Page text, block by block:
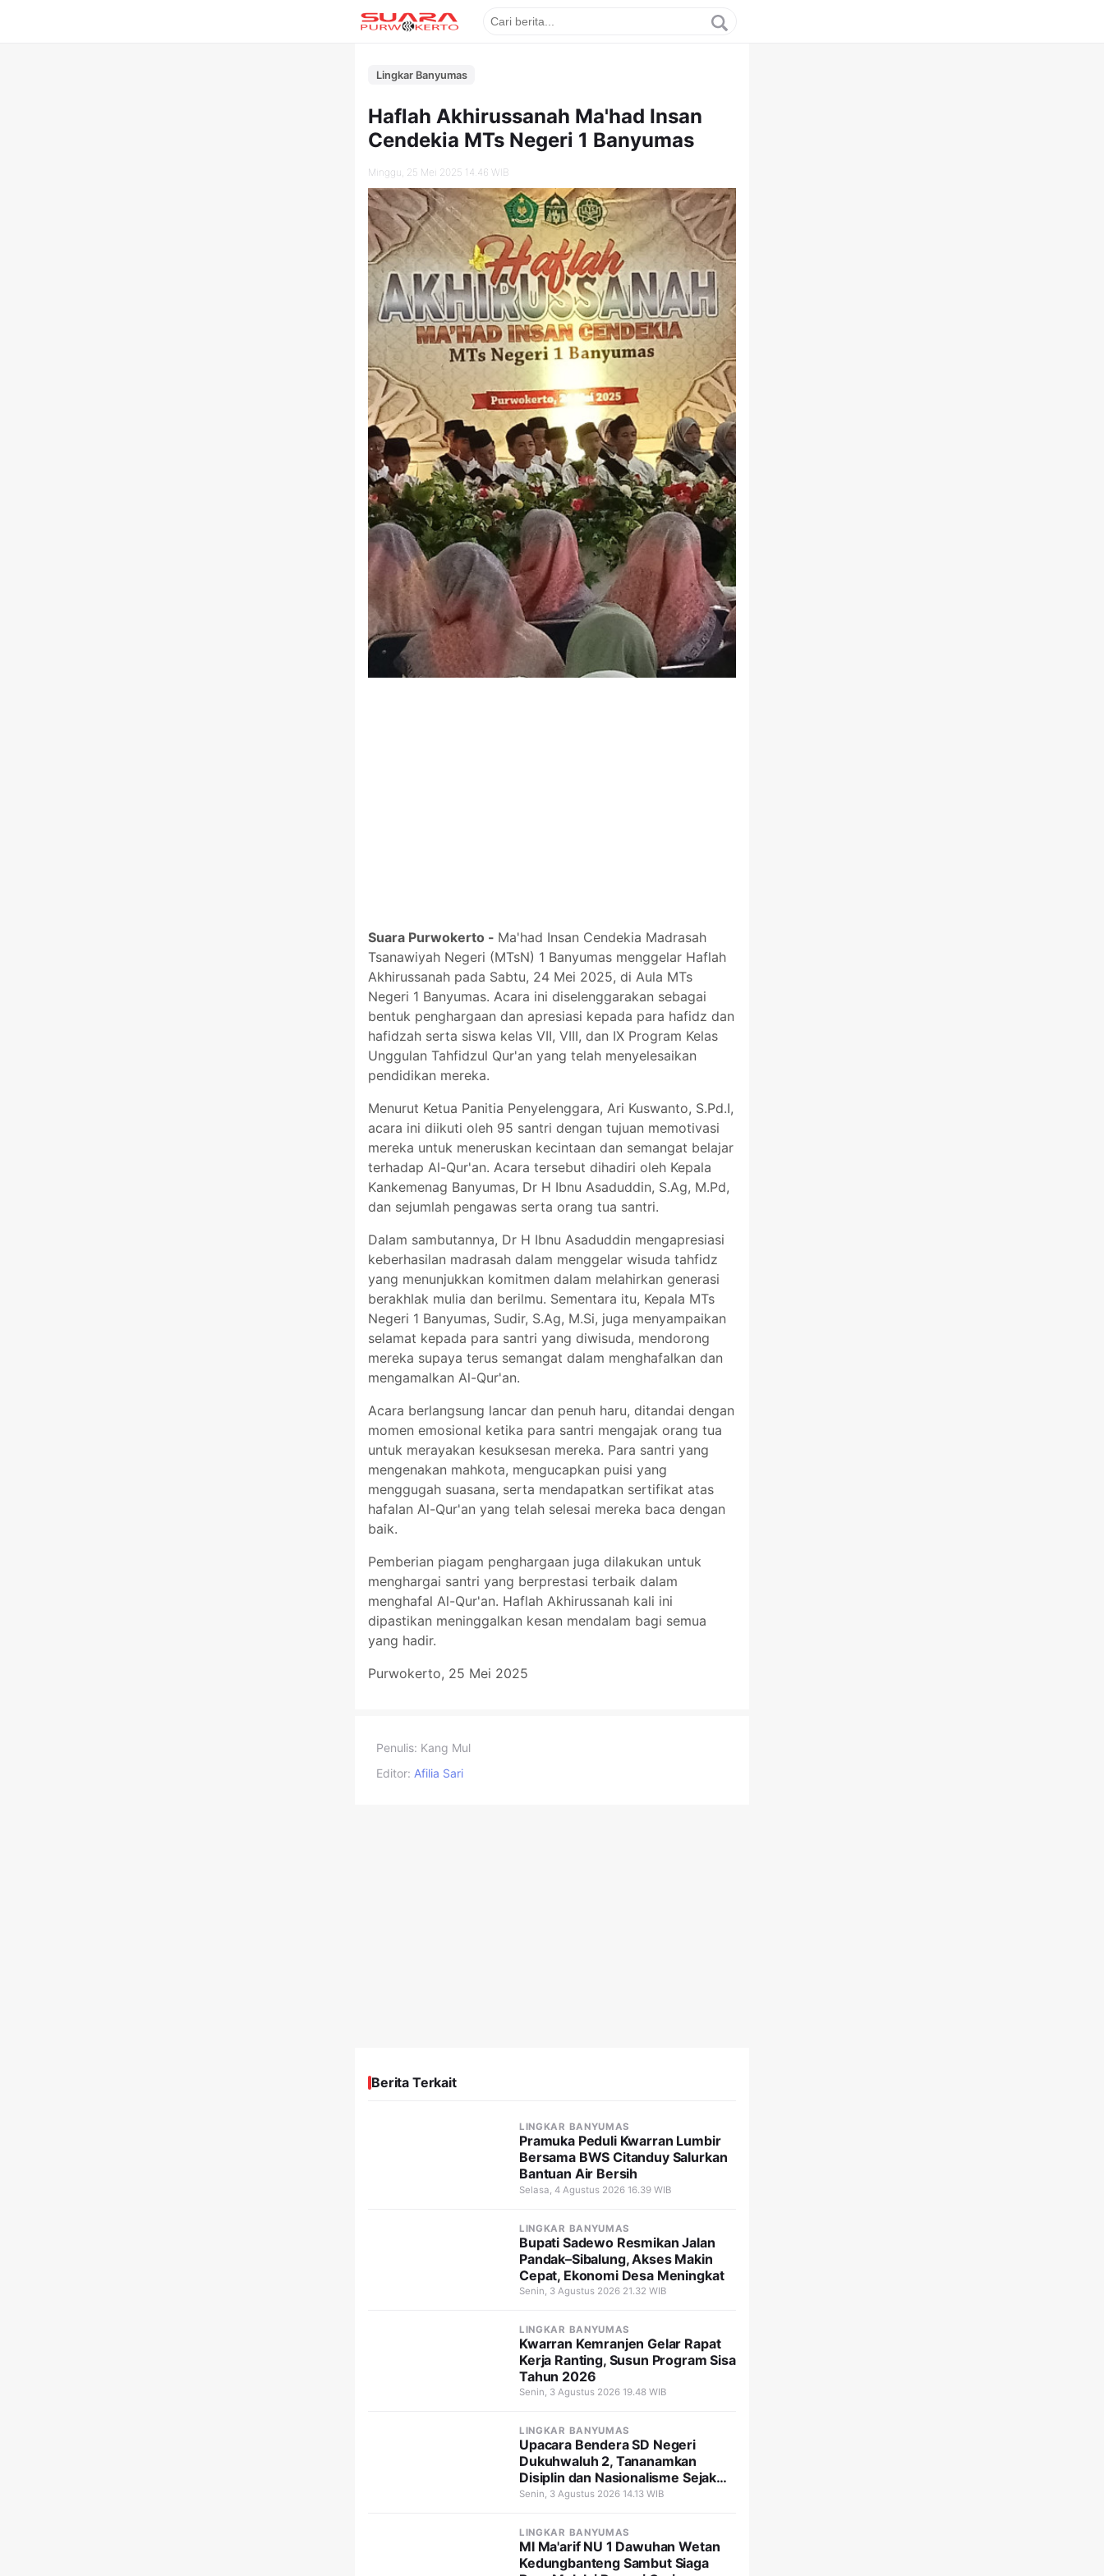
Lingkar Banyumas
Haflah Akhirussanah Ma'had Insan
Cendekia MTs Negeri 1 Banyumas
Minggu, 25 Mei 2025 14.46 WIB
Suara Purwokerto - Ma'had Insan Cendekia Madrasah
Tsanawiyah Negeri (MTsN) 1 Banyumas menggelar Haflah
Akhirussanah pada Sabtu, 24 Mei 2025, di Aula MTs
Negeri 1 Banyumas. Acara ini diselenggarakan sebagai
bentuk penghargaan dan apresiasi kepada para hafidz dan
hafidzah serta siswa kelas VII, VIII, dan IX Program Kelas
Unggulan Tahfidzul Qur'an yang telah menyelesaikan
pendidikan mereka.
Menurut Ketua Panitia Penyelenggara, Ari Kuswanto, S.Pd.I,
acara ini diikuti oleh 95 santri dengan tujuan memotivasi
mereka untuk meneruskan kecintaan dan semangat belajar
terhadap Al-Qur'an. Acara tersebut dihadiri oleh Kepala
Kankemenag Banyumas, Dr H Ibnu Asaduddin, S.Ag, M.Pd,
dan sejumlah pengawas serta orang tua santri.
Dalam sambutannya, Dr H Ibnu Asaduddin mengapresiasi
keberhasilan madrasah dalam menggelar wisuda tahfidz
yang menunjukkan komitmen dalam melahirkan generasi
berakhlak mulia dan berilmu. Sementara itu, Kepala MTs
Negeri 1 Banyumas, Sudir, S.Ag, M.Si, juga menyampaikan
selamat kepada para santri yang diwisuda, mendorong
mereka supaya terus semangat dalam menghafalkan dan
mengamalkan Al-Qur'an.
Acara berlangsung lancar dan penuh haru, ditandai dengan
momen emosional ketika para santri mengajak orang tua
untuk merayakan kesuksesan mereka. Para santri yang
mengenakan mahkota, mengucapkan puisi yang
menggugah suasana, serta mendapatkan sertifikat atas
hafalan Al-Qur'an yang telah selesai mereka baca dengan
baik.
Pemberian piagam penghargaan juga dilakukan untuk
menghargai santri yang berprestasi terbaik dalam
menghafal Al-Qur'an. Haflah Akhirussanah kali ini
dipastikan meninggalkan kesan mendalam bagi semua
yang hadir.
Purwokerto, 25 Mei 2025
Penulis: Kang Mul
Editor: Afilia Sari
Berita Terkait
LINGKAR BANYUMAS
Pramuka Peduli Kwarran Lumbir
Bersama BWS Citanduy Salurkan
Bantuan Air Bersih
Selasa, 4 Agustus 2026 16.39 WIB
LINGKAR BANYUMAS
Bupati Sadewo Resmikan Jalan
Pandak–Sibalung, Akses Makin
Cepat, Ekonomi Desa Meningkat
Senin, 3 Agustus 2026 21.32 WIB
LINGKAR BANYUMAS
Kwarran Kemranjen Gelar Rapat
Kerja Ranting, Susun Program Sisa
Tahun 2026
Senin, 3 Agustus 2026 19.48 WIB
LINGKAR BANYUMAS
Upacara Bendera SD Negeri
Dukuhwaluh 2, Tananamkan
Disiplin dan Nasionalisme Sejak
Dini
Senin, 3 Agustus 2026 14.13 WIB
LINGKAR BANYUMAS
MI Ma'arif NU 1 Dawuhan Wetan
Kedungbanteng Sambut Siaga